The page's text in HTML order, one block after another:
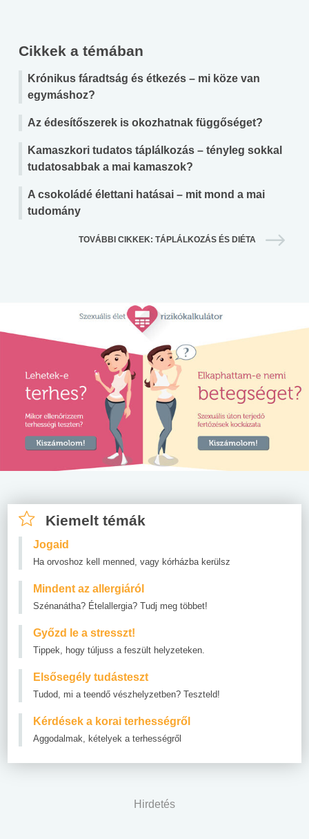
Cikkek a témában
Krónikus fáradtság és étkezés – mi köze van
egymáshoz?
Az édesítőszerek is okozhatnak függőséget?
Kamaszkori tudatos táplálkozás – tényleg sokkal
tudatosabbak a mai kamaszok?
A csokoládé élettani hatásai – mit mond a mai
tudomány
TOVÁBBI CIKKEK: TÁPLÁLKOZÁS ÉS DIÉTA
Kiemelt témák
Jogaid
Ha orvoshoz kell menned, vagy kórházba kerülsz
Mindent az allergiáról
Szénanátha? Ételallergia? Tudj meg többet!
Győzd le a stresszt!
Tippek, hogy túljuss a feszült helyzeteken.
Elsősegély tudásteszt
Tudod, mi a teendő vészhelyzetben? Teszteld!
Kérdések a korai terhességről
Aggodalmak, kételyek a terhességről
Hirdetés